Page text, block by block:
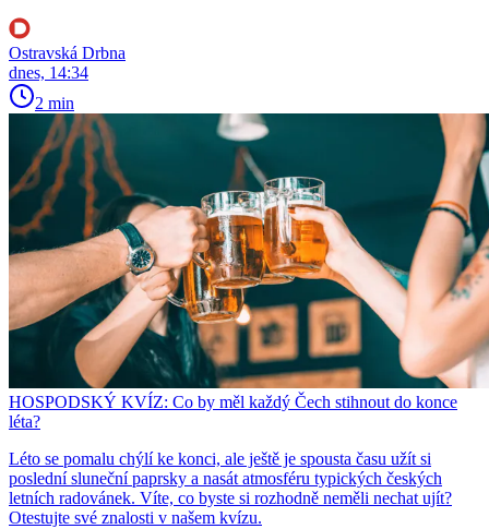
Ostravská Drbna
dnes, 14:34
2 min
HOSPODSKÝ KVÍZ: Co by měl každý Čech stihnout do konce
léta?
Léto se pomalu chýlí ke konci, ale ještě je spousta času užít si
poslední sluneční paprsky a nasát atmosféru typických českých
letních radovánek. Víte, co byste si rozhodně neměli nechat ujít?
Otestujte své znalosti v našem kvízu.